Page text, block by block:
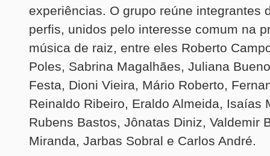
experiências. O grupo reúne integrantes
perfis, unidos pelo interesse comum na
música de raiz, entre eles Roberto
Poles, Sabrina Magalhães, Juliana
Festa, Dioni Vieira, Mário Roberto,
Reinaldo Ribeiro, Eraldo Almeida, Isaías
Rubens Bastos, Jônatas Diniz, Valdemir
Miranda, Jarbas Sobral e Carlos André.